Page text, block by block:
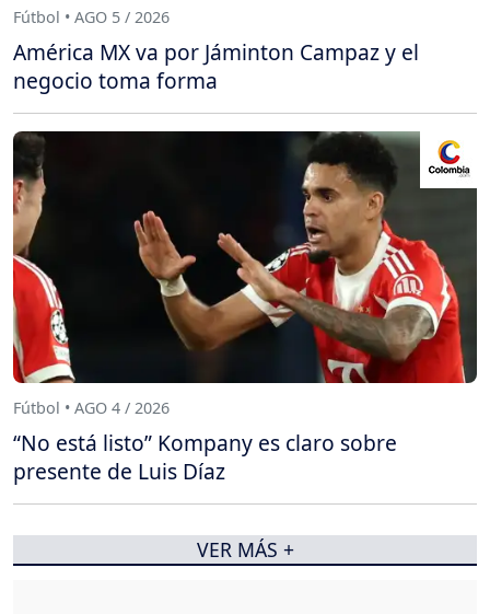
Fútbol • AGO 5 / 2026
América MX va por Jáminton Campaz y el
negocio toma forma
Fútbol • AGO 4 / 2026
“No está listo” Kompany es claro sobre
presente de Luis Díaz
VER MÁS +